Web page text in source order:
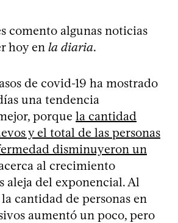
comento algunas noticias
hoy en la diaria.
de covid-19 ha mostrado
una tendencia
porque la cantidad
y el total de las personas
disminuyeron un
al crecimiento
aleja del exponencial. Al
cantidad de personas en
aumentó un poco, pero